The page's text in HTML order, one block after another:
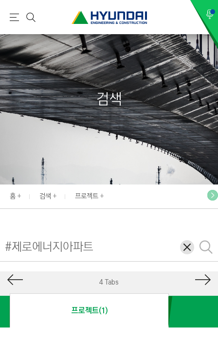
현
건
설
(
H
Y
U
N
E
N
N
E
I
N
메
뉴
검
색
검색
홈 검색 프로젝트
삭
제
검
색
4 Tabs
프로젝트(1)